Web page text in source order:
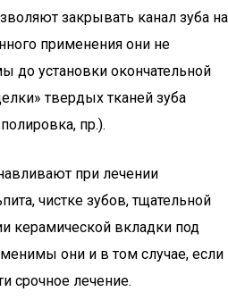
закрывать канал зуба на
применения они не
до установки окончательной
твердых тканей зуба
пр.).
при лечении
чистке зубов, тщательной
керамической вкладки под
они и в том случае, если
срочное лечение.